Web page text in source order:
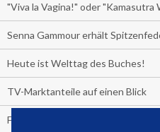
"Viva la Vagina!" oder "Kamasutra
Senna Gammour erhält
Heute ist Welttag des Buches!
TV-Marktanteile auf einen Blick
Fußball TV-Quoten: